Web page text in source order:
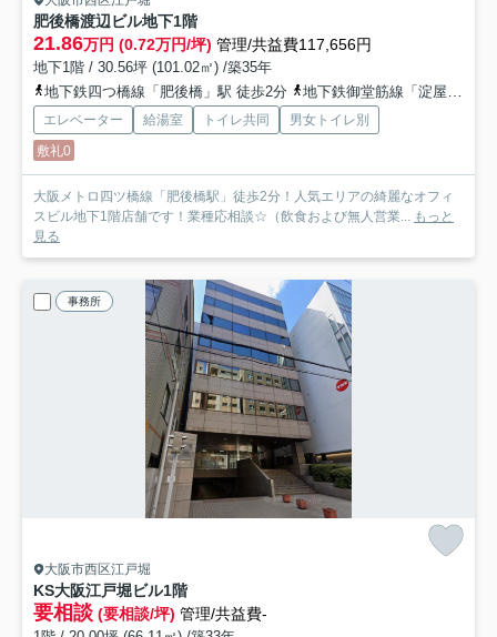
肥後橋渡辺ビル地下1階
21.86万円 (0.72万円/坪) 管理/共益費117,656円
地下1階 / 30.56坪 (101.02㎡) /築35年
地下鉄四つ橋線「肥後橋」駅 徒歩2分
地下鉄御堂筋線「淀屋橋」駅 徒歩9分
エレベーター 給湯室 トイレ共同
男女トイレ別
敷礼0
大阪メトロ四ツ橋線「肥後橋駅」徒歩2分！人気エリアの綺麗なオフィ
スビル地下1階店舗です！業種応相談☆（飲食および無人営業... もっと
見る
事務所
大阪市西区江戸堀
KS大阪江戸堀ビル1階
要相談 (要相談/坪) 管理/共益費-